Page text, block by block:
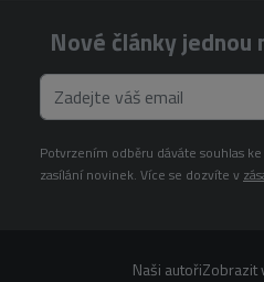
Nové články jednou
Potvrzením odběru dáváte souhlas
zasílání novinek. Více se dozvíte v
Naši autořiZobrazit